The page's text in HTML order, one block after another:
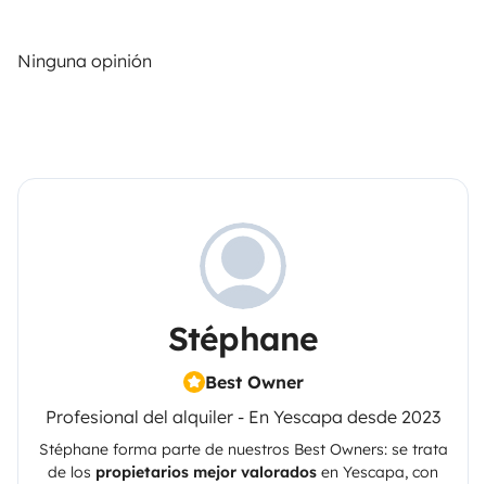
Ninguna opinión
Stéphane
Best Owner
Profesional del alquiler - En Yescapa desde 2023
Stéphaneforma parte de nuestros Best Owners: se trata
de los propietarios mejor valorados en Yescapa, con